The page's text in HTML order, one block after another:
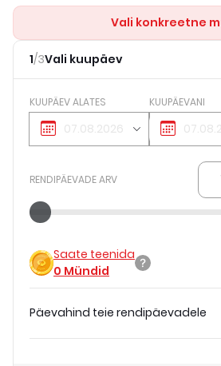
Vali konkreetne
1/3Vali kuupäev
KUUPÄEV ALATES KUUPÄEVANI
RENDIPÄEVADE ARV
Saate teenida
0 Mündid
Päevahind teie rendipäevadele